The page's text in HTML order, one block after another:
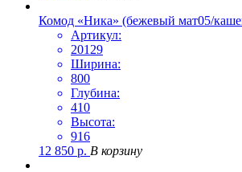
Комод «Ника» (бежевый мат05/
Артикул:
20129
Ширина:
800
Глубина:
410
Высота:
916
12 850 р. В корзину